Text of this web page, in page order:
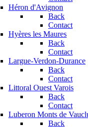
Héron d'Avignon
Back
Contact
Hyères les Maures
Back
Contact
Largue-Verdon-Durance
Back
Contact
Littoral Ouest Varois
Back
Contact
Luberon Monts de
Back